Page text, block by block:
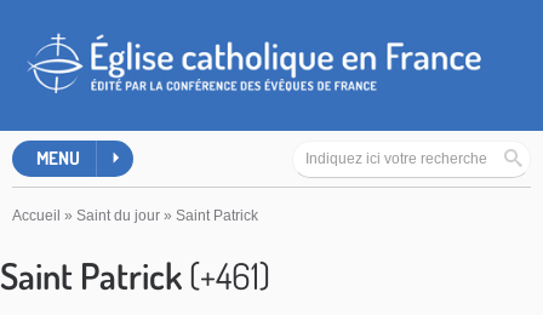
MENU
Accueil » Saint du jour » Saint Patrick
Saint Patrick(+461)